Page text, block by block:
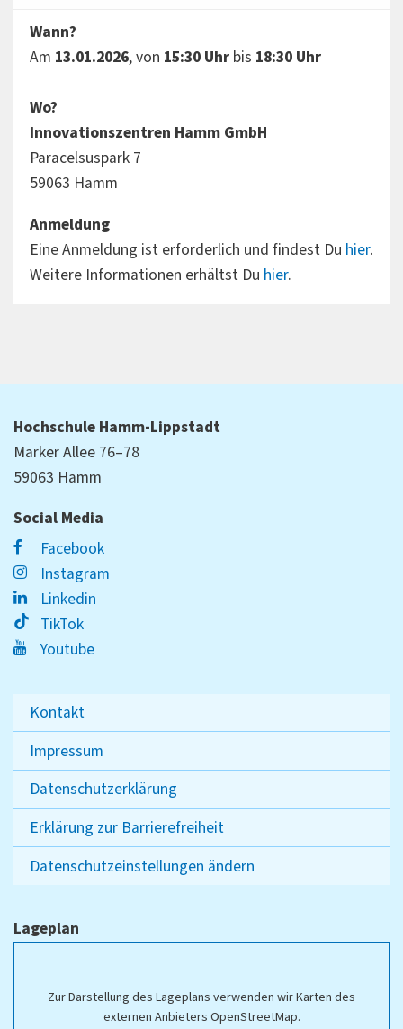
Wann?
Am 13.01.2026, von 15:30 Uhr bis 18:30 Uhr
Wo?
Innovationszentren Hamm GmbH
Paracelsuspark 7
59063 Hamm
Anmeldung
Eine Anmeldung ist erforderlich und findest Du hier.
Weitere Informationen erhältst Du hier.
Hochschule Hamm-Lippstadt
Marker Allee 76–78
59063 Hamm
Social Media
Facebook
Instagram
Linkedin
TikTok
Youtube
Kontakt
Impressum
Datenschutzerklärung
Erklärung zur Barrierefreiheit
Datenschutzeinstellungen ändern
Lageplan
Zur Darstellung des Lageplans verwenden wir Karten des
externen Anbieters OpenStreetMap.